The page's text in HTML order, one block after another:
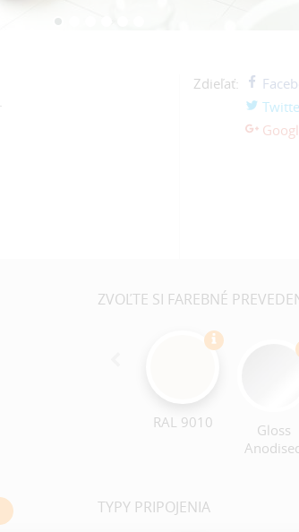
Zdieľať:
ZVOĽTE SI FAREBNÉ
RAL 9010
Gloss
TYPY PRIPOJENIA